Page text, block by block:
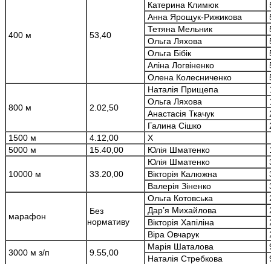
400 м 53,40
Катерина Климюк
Анна Ярощук-Рижикова
Тетяна Мельник
Ольга Ляхова
Ольга Бібік
Аліна Логвіненко
Олена Колесниченко
800 м 2.02,50
Наталія Прищепа
Ольга Ляхова
Анастасія Ткачук
Галина Сішко
1500 м
4.12,00
Х
5000 м
15.40,00 Юлія Шматенко
10000 м 33.20,00
Юлія Шматенко
Вікторія Калюжна
Валерія Зіненко
марафон
Без
нормативу
Ольга Котовська
Дар’я Михайлова
Вікторія Хапіліна
Віра Овчарук
3000 м з/п
9.55,00
Марія Шаталова
Наталія Стребкова